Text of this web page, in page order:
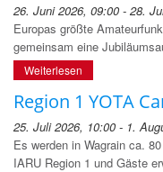
26. Juni 2026, 09:00 - 28.
Europas größte
gemeinsam eine
Weiterlesen
Region 1 YOTA
25. Juli 2026, 10:00 - 1.
Es werden in Wagrain ca.
IARU Region 1 und Gäste